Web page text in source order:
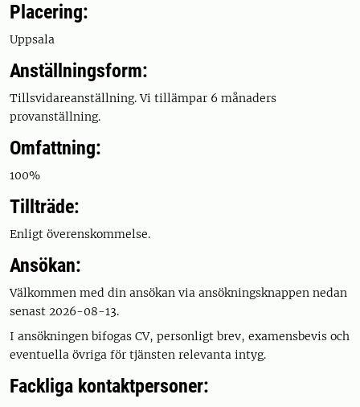
Placering:
Uppsala
Anställningsform:
Tillsvidareanställning. Vi tillämpar 6 månaders
provanställning.
Omfattning:
100%
Tillträde:
Enligt överenskommelse.
Ansökan:
Välkommen med din ansökan via ansökningsknappen nedan
senast 2026-08-13.
I ansökningen bifogas CV, personligt brev, examensbevis och
eventuella övriga för tjänsten relevanta intyg.
Fackliga kontaktpersoner: